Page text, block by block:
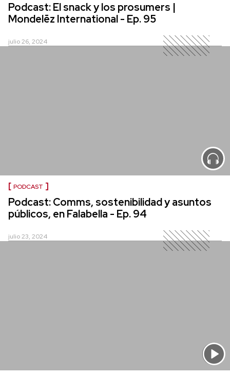
Podcast: El snack y los prosumers |
Mondelēz International - Ep. 95
julio 26, 2024
PODCAST
Podcast: Comms, sostenibilidad y asuntos
públicos, en Falabella - Ep. 94
julio 23, 2024